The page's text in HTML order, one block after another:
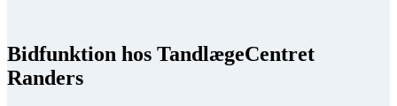
Bidfunktion hos TandlægeCentret
Randers